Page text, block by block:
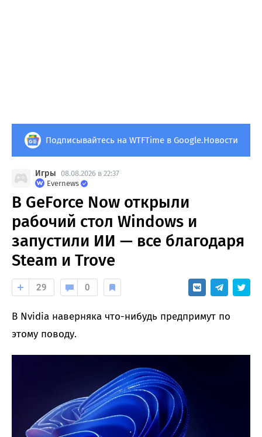
Подписывайтесь на WTFTime в Google.Новости
Игры 08.08.2026 в 22:37
Evernews
В GeForce Now открыли
рабочий стол Windows и
запустили ИИ — все благодаря
Steam и Trove
29 0
В Nvidia наверняка что-нибудь предпримут по
этому поводу.